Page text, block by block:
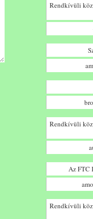
Rendkívüli
Rendkívüli
Az FTC
Rendkívüli